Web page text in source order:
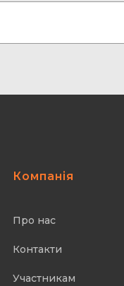
Компанія
Про нас
Контакти
Участникам